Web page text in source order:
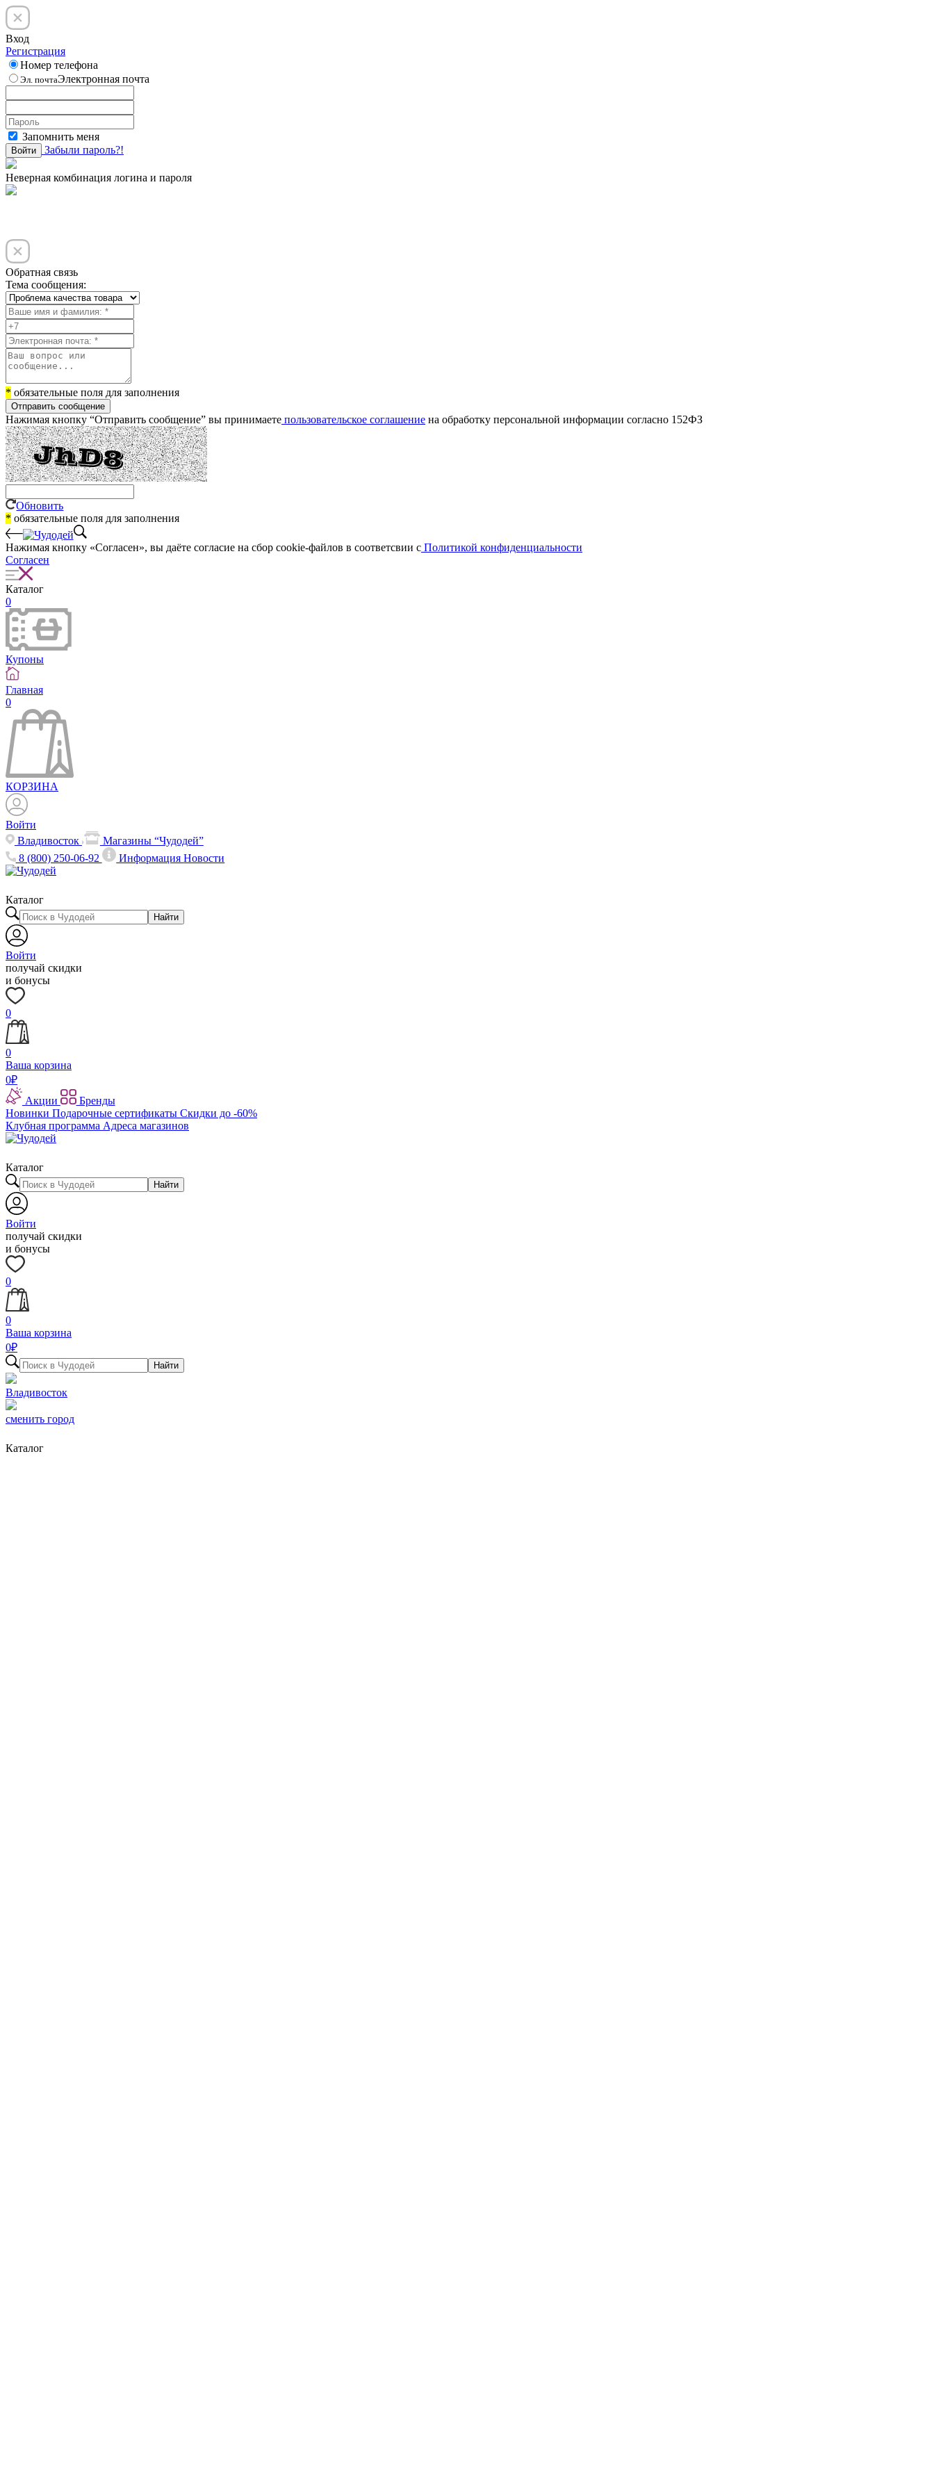
Вход
Регистрация
Номер телефона
Эл. почтаЭлектронная почта
Запомнить меня
Войти Забыли пароль?!
Неверная комбинация логина и пароля
Обратная связь
Тема сообщения:
* обязательные поля для заполнения
Отправить сообщение
Нажимая кнопку “Отправить сообщение” вы принимаете пользовательское соглашение на обработку персональной информации согласно 152ФЗ
Обновить
* обязательные поля для заполнения
Нажимая кнопку «Согласен», вы даёте cогласие на сбор cookie-файлов в соответсвии с Политикой конфиденциальности
Согласен
Каталог
0
Купоны
Главная
0
КОРЗИНА
Войти
Владивосток
Магазины “Чудодей”
8 (800) 250-06-92
ИнформацияНовости
Каталог
Найти
Войти
получай скидки
и бонусы
0
0
Ваша корзина
0₽
Акции
Бренды
Новинки Подарочные сертификаты Скидки до -60%
Клубная программа Адреса магазинов
Каталог
Найти
Войти
получай скидки
и бонусы
0
0
Ваша корзина
0₽
Найти
Владивосток
сменить город
Каталог